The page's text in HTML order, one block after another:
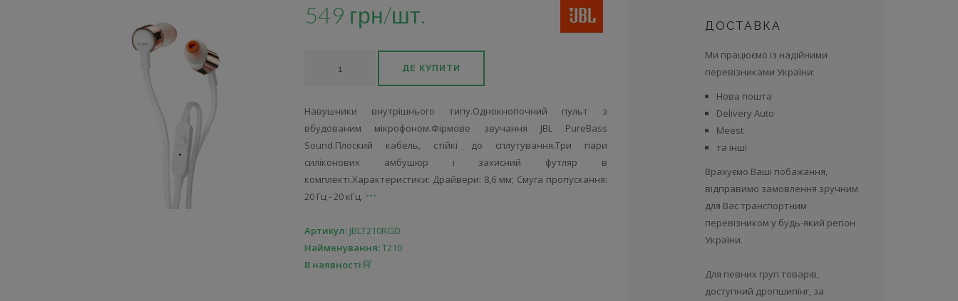
549 грн/шт.
ДЕ КУПИТИ
Навушники внутрішнього типу.Однокнопочний пульт з
вбудованим мікрофоном.Фірмове звучання JBL PureBass
Sound.Плоский кабель, стійкі до сплутування.Три пари
силіконових амбушюр і захисний футляр в
комплекті.Характеристики: Драйвери: 8,6 мм; Смуга пропускання:
20 Гц - 20 кГц.
Артикул: JBLT210RGD
Найменування:T210
В наявності
ДОСТАВКА
Ми працюємо із надійними
перевізниками України:
Нова пошта
Delivery Auto
Meest
та інші
Врахуємо Ваші побажання,
відправимо замовлення зручним
для Вас транспортним
перевізником у будь-який регіон
України.
Для певних груп товарів,
доступний дропшипінг, за